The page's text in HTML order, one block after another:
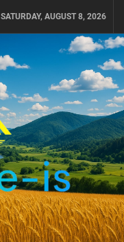
SATURDAY, AUGUST 8, 2026